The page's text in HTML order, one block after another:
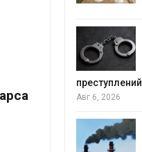
преступлений
Авг 6, 2026